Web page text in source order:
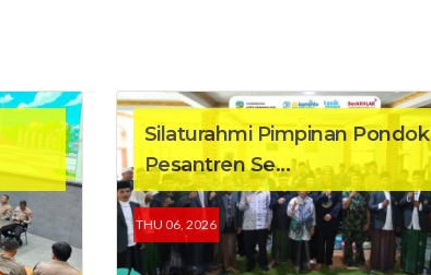
Silaturahmi Pimpinan Pondok
Pesantren Se...
THU 06, 2026